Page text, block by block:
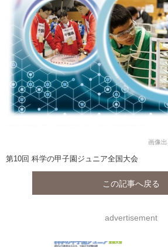
画像
第10回 科学の甲子園ジュニア全国大会
この記事へ戻る
advertisement